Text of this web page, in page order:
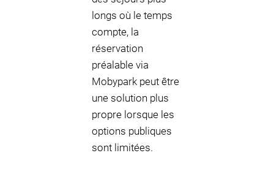
longs où le temps
compte, la
réservation
préalable via
Mobypark peut être
une solution plus
propre lorsque les
options publiques
sont limitées.